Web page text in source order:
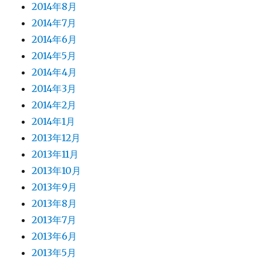
2014年8月
2014年7月
2014年6月
2014年5月
2014年4月
2014年3月
2014年2月
2014年1月
2013年12月
2013年11月
2013年10月
2013年9月
2013年8月
2013年7月
2013年6月
2013年5月